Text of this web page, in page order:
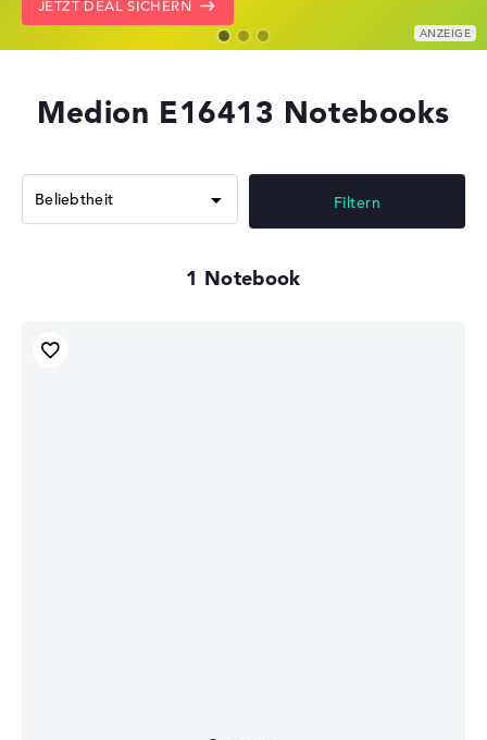
JETZT DEAL SICHERN
Medion E16413 Notebooks
1
Filtern